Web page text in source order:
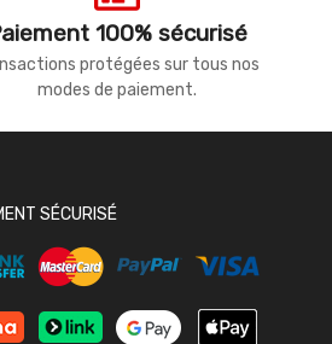
100% sécurisé
protégées sur tous nos
modes de paiement.
SÉCURISÉ